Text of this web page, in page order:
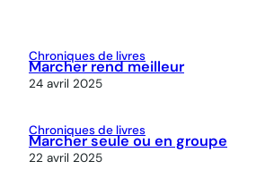
Chroniques de livres
Marcher rend meilleur
24 avril 2025
Chroniques de livres
Marcher seule ou en groupe
22 avril 2025